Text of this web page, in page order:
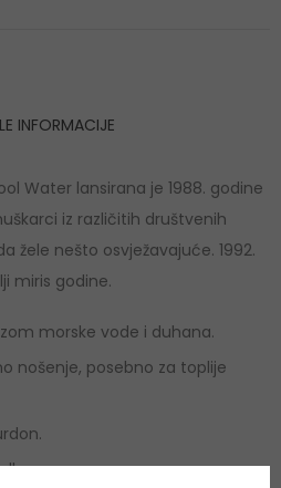
Water lansirana je 1988. godine
iz različitih društvenih
žele nešto osvježavajuće. 1992.
miris godine.
morske vode i duhana.
nošenje, posebno za toplije
INFORMACIJE